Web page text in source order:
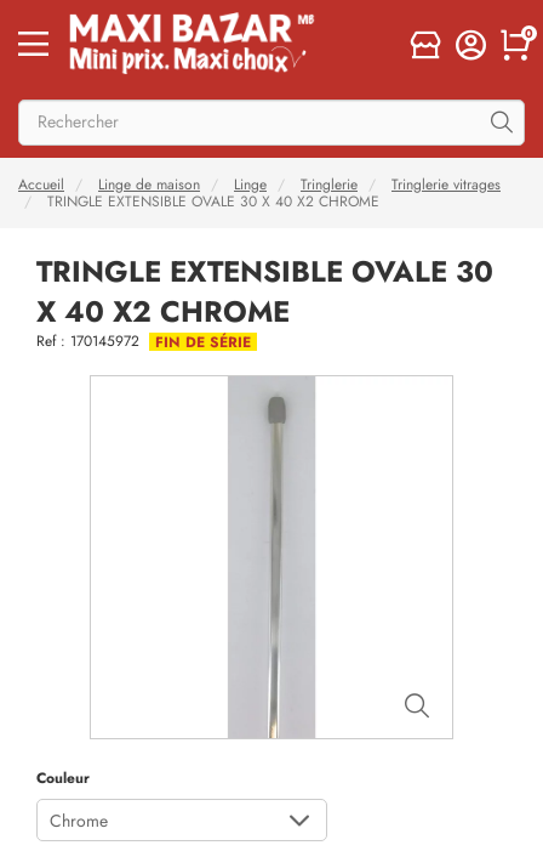
0
Accueil Linge de maison Linge Tringlerie
Tringlerie vitrages
TRINGLE EXTENSIBLE OVALE 30 X 40 X2 CHROME
TRINGLE EXTENSIBLE OVALE 30
X 40 X2 CHROME
Ref : 170145972 FIN DE SÉRIE
Couleur
Chrome